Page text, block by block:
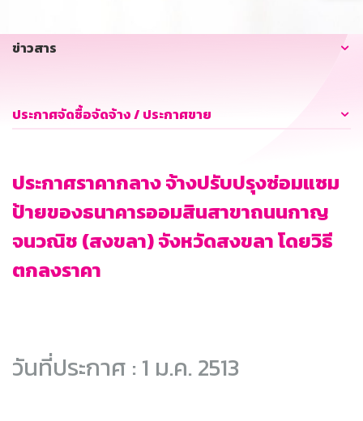
ข่าวสาร
ประกาศจัดซื้อจัดจ้าง / ประกาศขาย
ประกาศราคากลาง จ้างปรับปรุงซ่อมแซม
ป้ายของธนาคารออมสินสาขาถนนกาญ
จนวณิช (สงขลา) จังหวัดสงขลา โดยวิธี
ตกลงราคา
วันที่ประกาศ : 1 ม.ค. 2513